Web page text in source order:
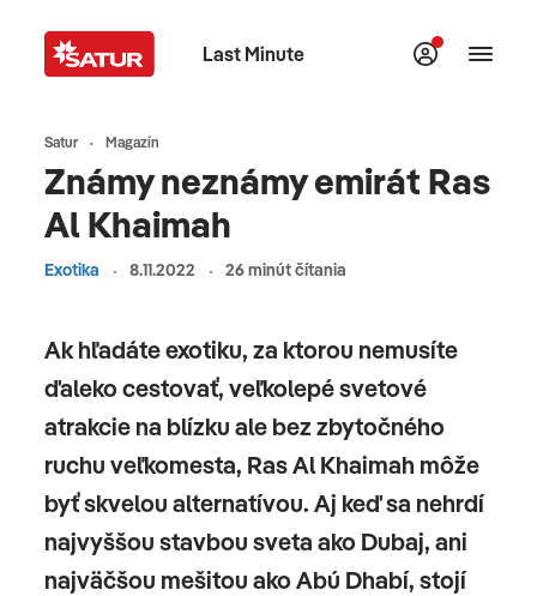
Last Minute
Satur Magazín
Známy neznámy emirát Ras
Al Khaimah
Exotika 8.11.2022 26 minút čítania
Ak hľadáte exotiku, za ktorou nemusíte
ďaleko cestovať, veľkolepé svetové
atrakcie na blízku ale bez zbytočného
ruchu veľkomesta, Ras Al Khaimah môže
byť skvelou alternatívou. Aj keď sa nehrdí
najvyššou stavbou sveta ako Dubaj, ani
najväčšou mešitou ako Abú Dhabí, stojí